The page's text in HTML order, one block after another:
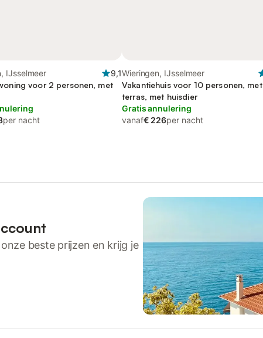
IJsselmeer
9,1
voor 2 personen, met
per nacht
Wieringen, IJsselmeer
Vakantiehuis voor 10 personen, met
terras, met huisdier
Gratis annulering
vanaf€ 226per nacht
beste prijzen en krijg je